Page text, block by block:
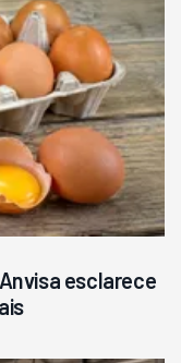
esclarece